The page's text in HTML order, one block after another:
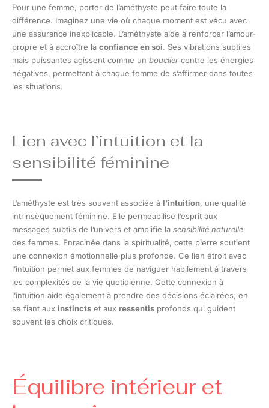
Pour une femme, porter de l’améthyste peut faire toute la
différence. Imaginez une vie où chaque moment est vécu avec
une assurance inexplicable. L’améthyste aide à renforcer l’amour-
propre et à accroître la confiance en soi. Ses vibrations subtiles
mais puissantes agissent comme un bouclier contre les énergies
négatives, permettant à chaque femme de s’affirmer dans toutes
les situations.
Lien avec l’intuition et la
sensibilité féminine
L’améthyste est très souvent associée à l’intuition, une qualité
intrinsèquement féminine. Elle perméabilise l’esprit aux
messages subtils de l’univers et amplifie la sensibilité naturelle
des femmes. Enracinée dans la spiritualité, cette pierre soutient
une connexion émotionnelle plus profonde. Ce lien étroit avec
l’intuition permet aux femmes de naviguer habilement à travers
les complexités de la vie quotidienne. Cette connexion à
l’intuition aide également à prendre des décisions éclairées, en
se fiant aux instincts et aux ressentis profonds qui guident
souvent les choix critiques.
Équilibre intérieur et